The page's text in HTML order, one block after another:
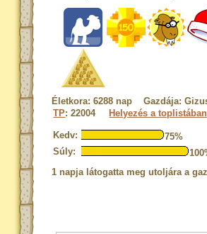
Életkora: 6288 nap Gazdája:
TP: 22004 Helyezés a toplistában
Kedv:
75%
Súly:
1 napja látogatta meg utoljára a